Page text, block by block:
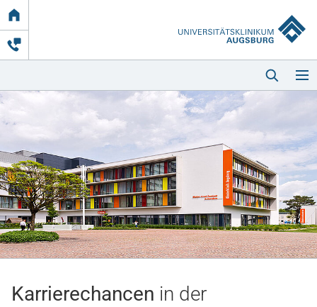
Link
zur
Startseite
Startseite
Kliniken & Einrichtungen
Karrierechancen in der